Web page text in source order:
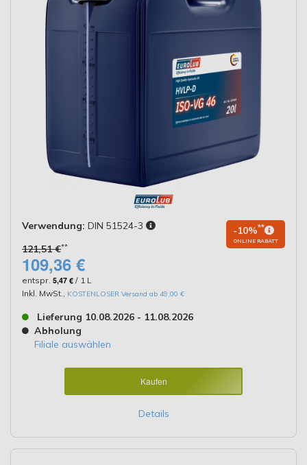
Verwendung: DIN 51524-3
121,51 €**
-10%**
ONLINE RABATT
109,36 €
entspr. 5,47 € / 1 L
Inkl. MwSt., KOSTENLOSER Versand ab 49,00 €
Lieferung 10.08.2026 - 11.08.2026
Abholung
Filiale auswählen
Kaufen
Details